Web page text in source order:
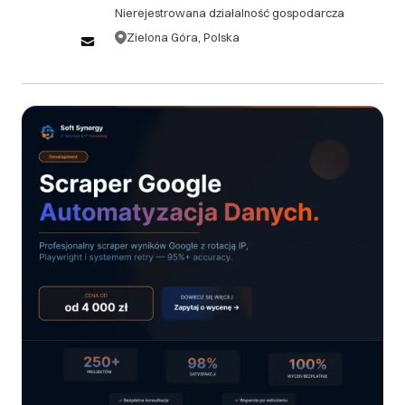
Nierejestrowana działalność gospodarcza
Zielona Góra, Polska
zamówienia, bez ponoszenia żadnych kosztów. 1.2.
Anulacje zamówień po upływie 48 godzin, ale przed
administracyjnej w wysokości 10% wartości
zamówienia. 1.3. W przypadku anulacji zamówienia
po rozpoczęciu prac, klient zobowiązany jest do
administracyjnej w wysokości 15% pozostałej
wartości zamówienia. ## 2. Zwroty 2.1. Ze względu
na charakter usług świadczonych przez Soft
Synergy, zwroty gotowych produktów cyfrowych
(oprogramowanie, kody źródłowe) nie są
klienta z dostarczonego produktu lub usługi, Soft
Synergy zobowiązuje się do bezpłatnej poprawy lub
projektu. 2.3. Jeśli po trzech próbach poprawy
produkt nadal nie spełnia uzgodnionych wymagań,